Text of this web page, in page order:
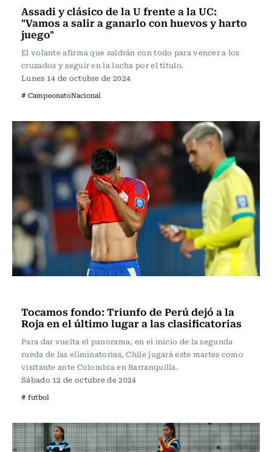
Assadi y clásico de la U frente a la UC:
"Vamos a salir a ganarlo con huevos y harto
juego"
El volante afirma que saldrán con todo para vencer a los
cruzados y seguir en la lucha por el título.
Lunes 14 de octubre de 2024
# CampeonatoNacional
Tocamos fondo: Triunfo de Perú dejó a la
Roja en el último lugar a las clasificatorias
Para dar vuelta el panorama, en el inicio de la segunda
rueda de las eliminatorias, Chile jugará este martes como
visitante ante Colombia en Barranquilla.
Sábado 12 de octubre de 2024
# futbol